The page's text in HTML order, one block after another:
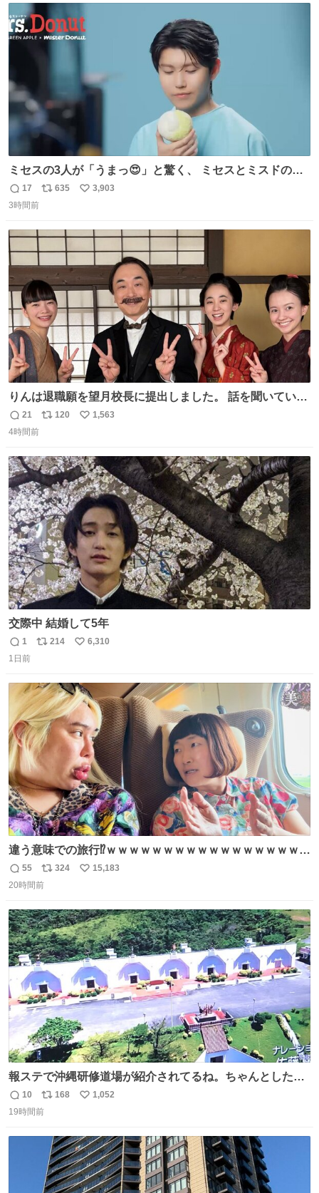
は1人あたり上限1万円、国際線は上限2万円まで支払う。
ト
数
数
ミセスの3人が「うまっ😍」と驚く、 ミセスとミスドのコ
ラボドーナツ🍏🍩 その味わいとは....！？ 『Mrs.
返
信
17
リ
ト
数
635
い
数
3,903
3時間前
りんは退職願を望月校長に提出しました。 話を聞いていた
寮生の久と常も一緒に、皆さんでお別れオフショット📸 👇
見逃し配信 web.nhk/tv/an/kazekaor… #朝ドラ #風薫る 見
返
信
21
リ
ト
数
120
い
数
1,563
4時間前
交際中 結婚して5年
返
信
1
リ
ト
数
214
い
数
6,310
1日前
違う意味での旅行⁉️ｗｗｗｗｗｗｗｗｗｗｗｗｗｗｗｗｗｗ
ｗ
返
信
55
リ
ポ
ト
数
324
い
数
15,183
20時間前
報ステで沖縄研修道場が紹介されてるね。ちゃんとした名
前出してないけど。#報道ステーション
返
信
10
リ
ポ
ト
数
168
い
数
1,052
19時間前